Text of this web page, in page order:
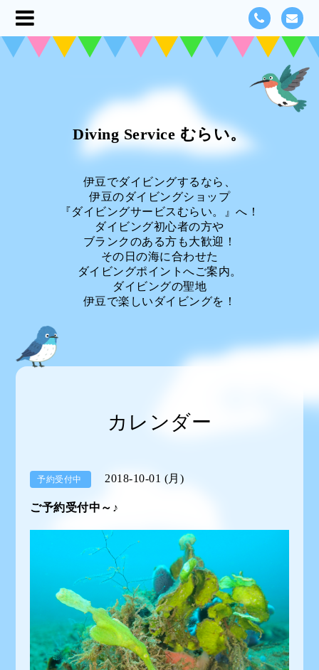
Diving Service むらい。
伊豆でダイビングするなら、
伊豆のダイビングショップ
『ダイビングサービスむらい。』へ！
ダイビング初心者の方や
ブランクのある方も大歓迎！
その日の海に合わせた
ダイビングポイントへご案内。
ダイビングの聖地
伊豆で楽しいダイビングを！
カレンダー
予約受付中 2018-10-01 (月)
ご予約受付中～♪